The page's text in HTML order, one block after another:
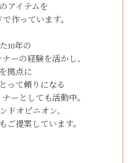
アイテムを
作っています。
10年の
ーの経験を活かし、
拠点に
って頼りになる
ーとしても活動中。
ドオピニオン、
ご提案しています。